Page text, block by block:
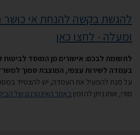
ומעלה - לחצו כאן
לתשומת לבכם: אישורים מן המוסד לביטוח
בעמדה לשירות עצמי, המוצבת סמוך
על מנת להפעיל את העמדה, יש להצטייד
סודי, אותו ניתן להזמין באתר האינטרנט של